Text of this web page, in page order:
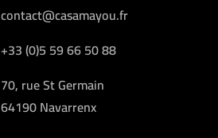
contact@casamayou.fr
+33 (0)5 59 66 50 88
70, rue St Germain
64190 Navarrenx